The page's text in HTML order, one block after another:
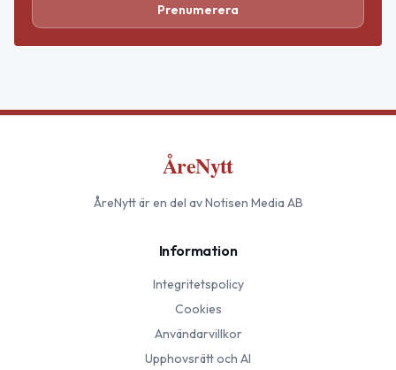
Prenumerera
ÅreNytt
ÅreNyttär en del av Notisen Media AB
Information
Integritetspolicy
Cookies
Användarvillkor
Upphovsrätt och AI